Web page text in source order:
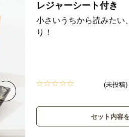
レジャーシート付き
小さいうちから読みたい
り！
(未投稿)
セット内容